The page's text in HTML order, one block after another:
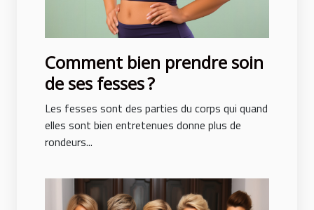
Comment bien prendre soin
de ses fesses ?
Les fesses sont des parties du corps qui quand
elles sont bien entretenues donne plus de
rondeurs...